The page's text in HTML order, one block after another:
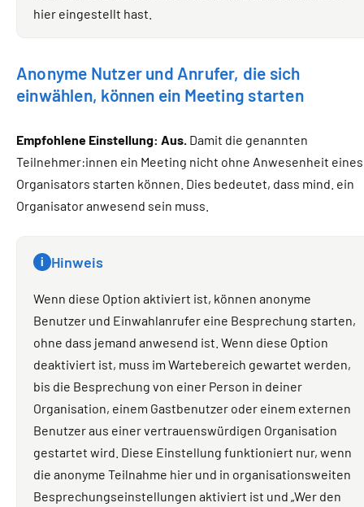
hier eingestellt hast.
Anonyme Nutzer und Anrufer, die sich
einwählen, können ein Meeting starten
Empfohlene Einstellung: Aus. Damit die genannten
Teilnehmer:innen ein Meeting nicht ohne Anwesenheit eines
Organisators starten können. Dies bedeutet, dass mind. ein
Organisator anwesend sein muss.
i Hinweis
Wenn diese Option aktiviert ist, können anonyme
Benutzer und Einwahlanrufer eine Besprechung starten,
ohne dass jemand anwesend ist. Wenn diese Option
deaktiviert ist, muss im Wartebereich gewartet werden,
bis die Besprechung von einer Person in deiner
Organisation, einem Gastbenutzer oder einem externen
Benutzer aus einer vertrauenswürdigen Organisation
gestartet wird. Diese Einstellung funktioniert nur, wenn
die anonyme Teilnahme hier und in organisationsweiten
Besprechungseinstellungen aktiviert ist und „Wer den